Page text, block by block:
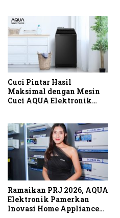
Cuci Pintar Hasil
Maksimal dengan Mesin
Cuci AQUA Elektronik
Ramaikan PRJ 2026, AQUA
Elektronik Pamerkan
Inovasi Home Appliance